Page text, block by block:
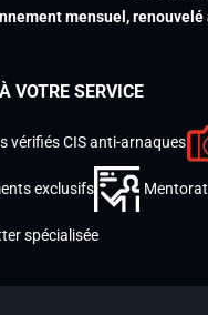
mensuel,
VOTRE SERVICE
vérifiés CIS anti-arnaques
exclusifs
spécialisée